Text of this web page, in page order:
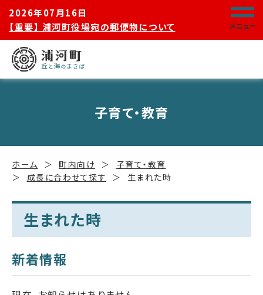
2026年07月16日
【重要】 浦河町役場宛の郵便物について
メニュー
子育て・教育
ホーム 町内向け
子育て・教育
成長に合わせて探す
生まれた時
生まれた時
新着情報